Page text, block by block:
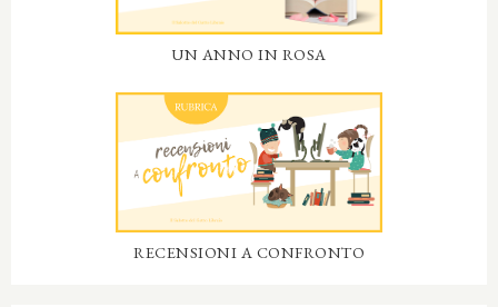
UN ANNO IN ROSA
RECENSIONI A CONFRONTO